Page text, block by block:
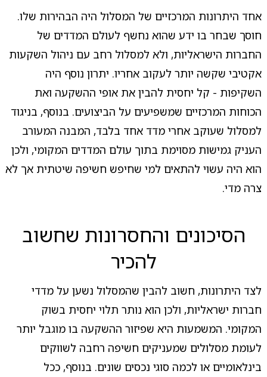
אחד היתרונות המרכזיים של המסלול היה הבהירות שלו.
חוסך שבחר בו ידע שהוא נחשף לעולם המדדים של
החברות הישראליות, ולא למסלול רחב עם ניהול השקעות
אקטיבי שקשה יותר לעקוב אחריו. יתרון נוסף היה
השקיפות - קל יחסית להבין את אופי ההשקעה ואת
הכוחות המרכזיים שמשפיעים על הביצועים. בנוסף, בניגוד
למסלול שעוקב אחרי מדד אחד בלבד, המבנה המעורב
העניק גמישות מסוימת בתוך עולם המדדים המקומי, ולכן
הוא היה עשוי להתאים למי שחיפש חשיפה שיטתית אך לא
צרה מדי.
הסיכונים והחסרונות שחשוב
להכיר
לצד היתרונות, חשוב להבין שהמסלול נשען על מדדי
חברות ישראליות, ולכן הוא נותר תלוי יחסית בשוק
המקומי. המשמעות היא שפיזור ההשקעה בו מוגבל יותר
לעומת מסלולים שמעניקים חשיפה רחבה לשווקים
בינלאומיים או לכמה סוגי נכסים שונים. בנוסף, ככל